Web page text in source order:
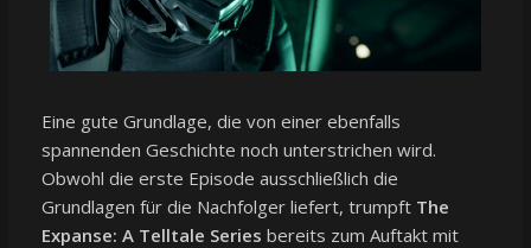
Eine gute Grundlage, die von einer ebenfalls
spannenden Geschichte noch unterstrichen wird.
Obwohl die erste Episode ausschließlich die
Grundlagen für die Nachfolger liefert, trumpft The
Expanse: A Telltale Series bereits zum Auftakt mit